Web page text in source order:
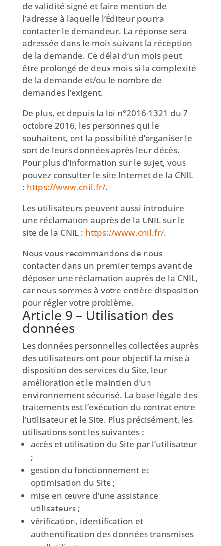
de validité signé et faire mention de
l’adresse à laquelle l’Éditeur pourra
contacter le demandeur. La réponse sera
adressée dans le mois suivant la réception
de la demande. Ce délai d’un mois peut
être prolongé de deux mois si la complexité
de la demande et/ou le nombre de
demandes l’exigent.
De plus, et depuis la loi n°2016-1321 du 7
octobre 2016, les personnes qui le
souhaitent, ont la possibilité d’organiser le
sort de leurs données après leur décès.
Pour plus d’information sur le sujet, vous
pouvez consulter le site Internet de la CNIL
: https://www.cnil.fr/.
Les utilisateurs peuvent aussi introduire
une réclamation auprès de la CNIL sur le
site de la CNIL : https://www.cnil.fr/.
Nous vous recommandons de nous
contacter dans un premier temps avant de
déposer une réclamation auprès de la CNIL,
car nous sommes à votre entière disposition
pour régler votre problème.
Article 9 – Utilisation des
données
Les données personnelles collectées auprès
des utilisateurs ont pour objectif la mise à
disposition des services du Site, leur
amélioration et le maintien d’un
environnement sécurisé. La base légale des
traitements est l’exécution du contrat entre
l’utilisateur et le Site. Plus précisément, les
utilisations sont les suivantes :
accès et utilisation du Site par l’utilisateur
;
gestion du fonctionnement et
optimisation du Site ;
mise en œuvre d’une assistance
utilisateurs ;
vérification, identification et
authentification des données transmises